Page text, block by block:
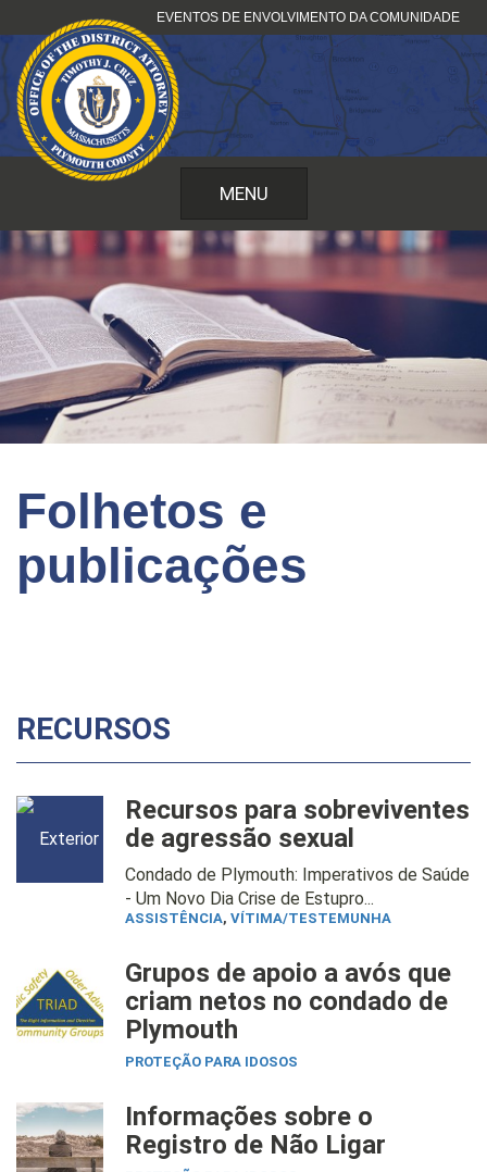
para
o
conteúdo
EVENTOS DE ENVOLVIMENTO DA COMUNIDADE
MENU
Folhetos e
publicações
RECURSOS
Recursos para sobreviventes
de agressão sexual
Condado de Plymouth: Imperativos de Saúde
- Um Novo Dia Crise de Estupro...
ASSISTÊNCIA, VÍTIMA/TESTEMUNHA
Grupos de apoio a avós que
criam netos no condado de
Plymouth
PROTEÇÃO PARA IDOSOS
Informações sobre o
Registro de Não Ligar